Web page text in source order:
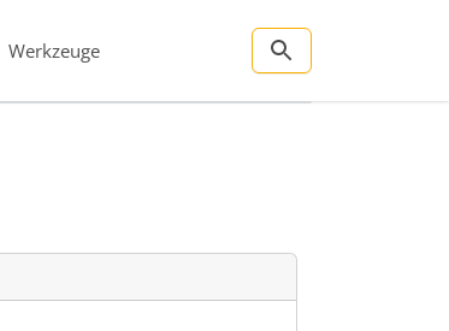
Werkzeuge